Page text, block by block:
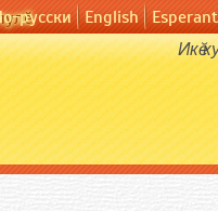
русски English
Икӗ